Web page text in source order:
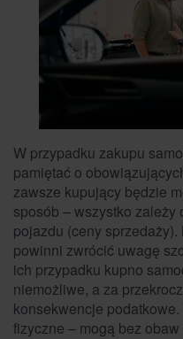
W przypadku zakupu
pamiętać o
zawsze kupujący będzie
sposób – wszystko zależy
pojazdu (ceny
powinni zwrócić uwagę
ich przypadku kupno
niemożliwe, a za
konsekwencje
fizyczne – mogą bez